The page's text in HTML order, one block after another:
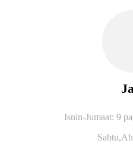
Isnin-Jumaat: 9
Sabtu,